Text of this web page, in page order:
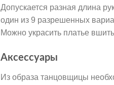
Допускается разная длина
один из 9 разрешенных
Можно украсить платье
Аксессуары
Из образа танцовщицы